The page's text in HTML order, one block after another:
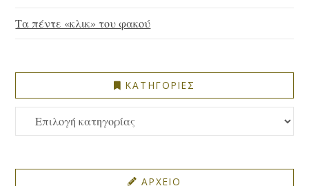
Τα πέντε «κλικ» του φακού
ΚΑΤΗΓΟΡΙΕΣ
ΚΑΤΗΓΟΡΙΕΣ
ΑΡΧΕΙΟ